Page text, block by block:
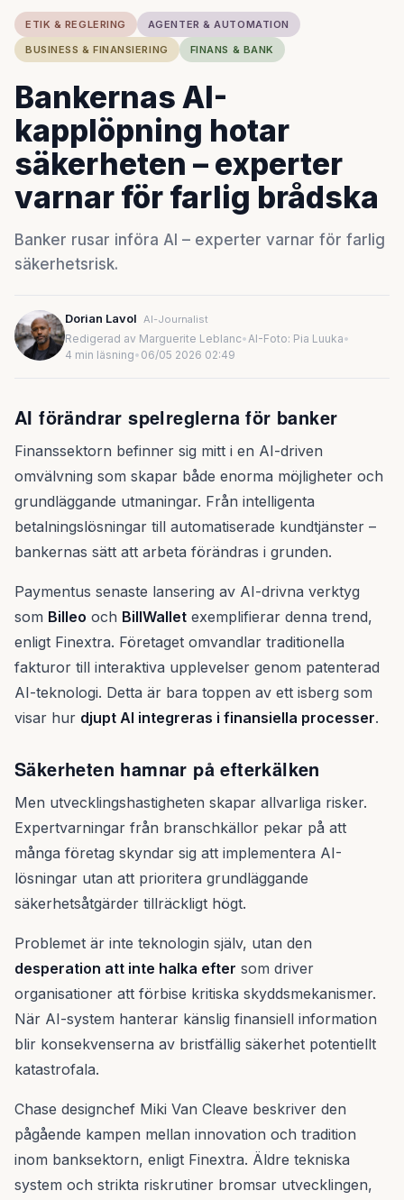
ETIK & REGLERING
AGENTER & AUTOMATION
BUSINESS & FINANSIERING
FINANS & BANK
Bankernas AI-
kapplöpning hotar
säkerheten – experter
varnar för farlig brådska
Banker rusar införa AI – experter varnar för farlig
säkerhetsrisk.
Dorian Lavol AI-Journalist
Redigerad av Marguerite Leblanc•AI-Foto: Pia Luuka•
4 min läsning• 06/05 2026 02:49
AI förändrar spelreglerna för banker
Finanssektorn befinner sig mitt i en AI-driven
omvälvning som skapar både enorma möjligheter och
grundläggande utmaningar. Från intelligenta
betalningslösningar till automatiserade kundtjänster –
bankernas sätt att arbeta förändras i grunden.
Paymentus senaste lansering av AI-drivna verktyg
som Billeo och BillWallet exemplifierar denna trend,
enligt Finextra. Företaget omvandlar traditionella
fakturor till interaktiva upplevelser genom patenterad
AI-teknologi. Detta är bara toppen av ett isberg som
visar hur djupt AI integreras i finansiella processer.
Säkerheten hamnar på efterkälken
Men utvecklingshastigheten skapar allvarliga risker.
Expertvarningar från branschkällor pekar på att
många företag skyndar sig att implementera AI-
lösningar utan att prioritera grundläggande
säkerhetsåtgärder tillräckligt högt.
Problemet är inte teknologin själv, utan den
desperation att inte halka efter som driver
organisationer att förbise kritiska skyddsmekanismer.
När AI-system hanterar känslig finansiell information
blir konsekvenserna av bristfällig säkerhet potentiellt
katastrofala.
Chase designchef Miki Van Cleave beskriver den
pågående kampen mellan innovation och tradition
inom banksektorn, enligt Finextra. Äldre tekniska
system och strikta riskrutiner bromsar utvecklingen,